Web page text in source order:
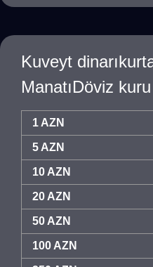
Kuveyt
ManatıDöviz
1 AZN
5 AZN
10 AZN
20 AZN
50 AZN
100 AZN